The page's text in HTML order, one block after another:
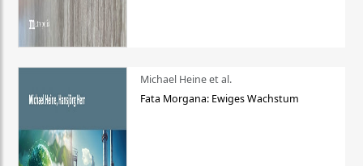
Michael Heine et al.
Fata Morgana: Ewiges Wachstum